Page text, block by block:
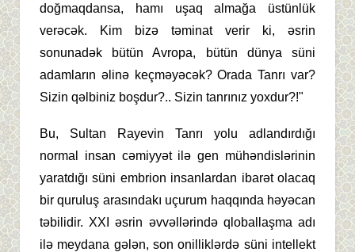
doğmaqdansa, hamı uşaq almağa üstünlük
verəcək. Kim bizə təminat verir ki, əsrin
sonunadək bütün Avropa, bütün dünya süni
adamların əlinə keçməyəcək? Orada Tanrı var?
Sizin qəlbiniz boşdur?.. Sizin tanrınız yoxdur?!"
Bu, Sultan Rayevin Tanrı yolu adlandırdığı
normal insan cəmiyyət ilə gen mühəndislərinin
yaratdığı süni embrion insanlardan ibarət olacaq
bir quruluş arasındakı uçurum haqqında həyəcan
təbilidir. XXI əsrin əvvəllərində qloballaşma adı
ilə meydana gələn, son onilliklərdə süni intellekt